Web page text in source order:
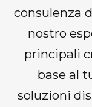
consulenza
nostro
principali
base al
soluzioni